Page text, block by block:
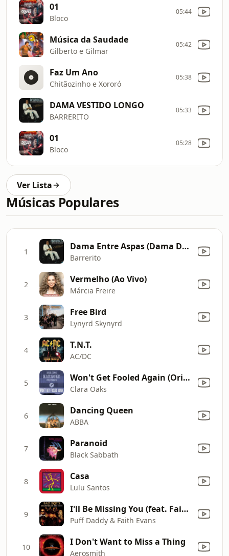
01
Bloco
05:44
Música da Saudade
Gilberto e Gilmar
05:42
Faz Um Ano
Chitãozinho e Xororó
05:38
DAMA VESTIDO LONGO
BARRERITO
05:33
01
Bloco
05:28
Ver Lista
Músicas Populares
1 Dama Entre Aspas (Dama Do Vestido Longo)
Barrerito
2 Vermelho (Ao Vivo)
Márcia Freire
3 Free Bird
Lynyrd Skynyrd
4 T.N.T.
AC/DC
5 Won't Get Fooled Again (Original Album Edit) [Premium Karaoke Version] [Originally Performed By The Who]
Clara Oaks
6 Dancing Queen
ABBA
7 Paranoid
Black Sabbath
8 Casa
Lulu Santos
9 I'll Be Missing You (feat. Faith Evans, 112)
Puff Daddy & Faith Evans
10 I Don't Want to Miss a Thing
Aerosmith